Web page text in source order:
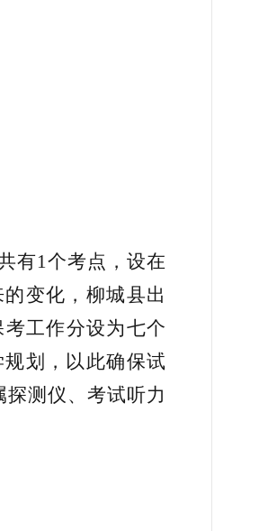
有1个考点，设在
变化，柳城县出
工作分设为七个
划，以此确保试
测仪、考试听力